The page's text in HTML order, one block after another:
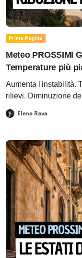
Prima Pagina
Meteo PROSSIMI
Temperature più
Aumenta l'instabilità.
rilievi. Diminuzione
Elena Rava